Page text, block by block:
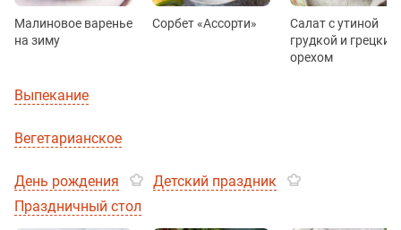
Малиновое варенье
на зиму
Сорбет «Ассорти»
Салат с утиной
грудкой и грецким
орехом
Выпекание
Вегетарианское
День рождения
Детский праздник
Праздничный стол